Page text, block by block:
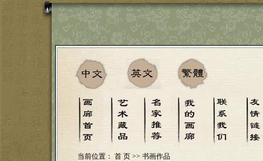
当前位置： 首 页>> 书画作品